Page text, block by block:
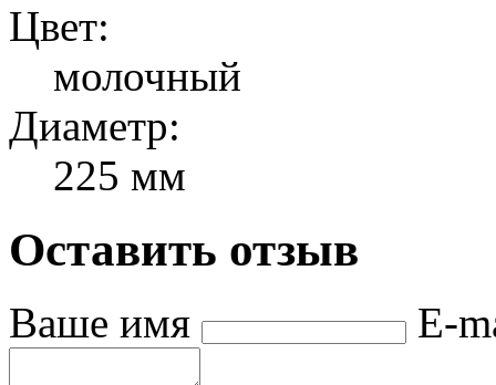
Цвет:
молочный
Диаметр:
225 мм
Оставить отзыв
Ваше имя E-